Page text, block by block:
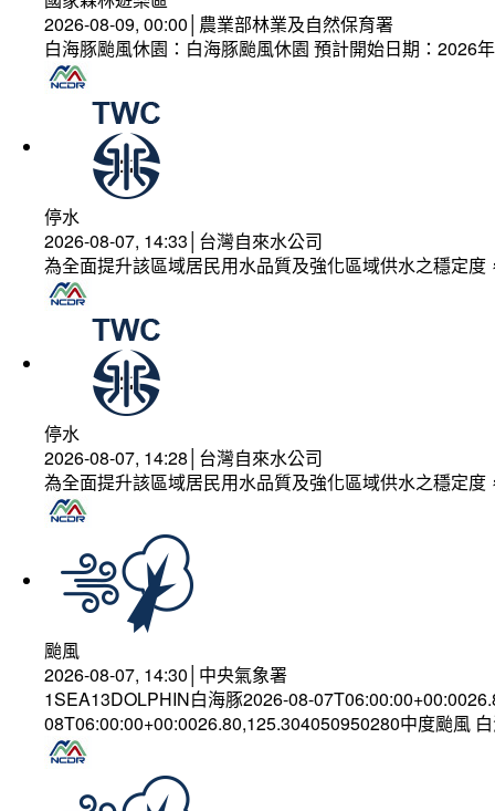
2026-08-09, 00:00│農業部林業及自然保育署
白海豚颱風休園：白海豚颱風休園 預計開始日期：2026
停水
2026-08-07, 14:33│台灣自來水公司
為全面提升該區域居民用水品質及強化區域供水之穩定
停水
2026-08-07, 14:28│台灣自來水公司
為全面提升該區域居民用水品質及強化區域供水之穩定
颱風
2026-08-07, 14:30│中央氣象署
1SEA13DOLPHIN白海豚2026-08-
08T06:00:00+00:0026.80,125.304050950280中度颱風